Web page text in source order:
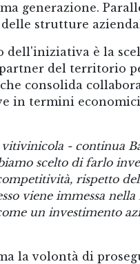
generazione.
strutture
è la
del territorio
consolida
in termini
vitivinicola - continua
scelto di farlo
rispetto
viene immessa
un investimento
la volontà di